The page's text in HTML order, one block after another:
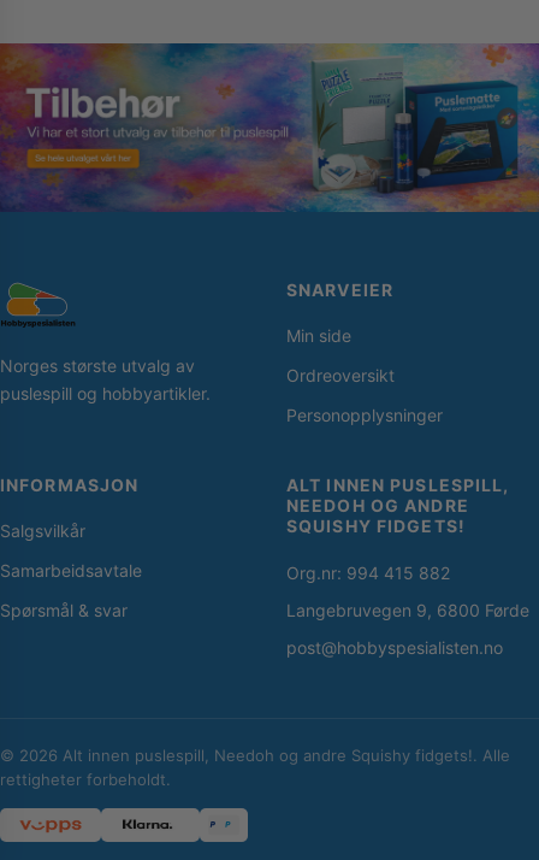
Norges største utvalg av
puslespill og hobbyartikler.
SNARVEIER
Min side
Ordreoversikt
Personopplysninger
INFORMASJON
Salgsvilkår
Samarbeidsavtale
Spørsmål & svar
ALT INNEN PUSLESPILL,
NEEDOH OG ANDRE
SQUISHY FIDGETS!
Org.nr: 994 415 882
Langebruvegen 9, 6800 Førde
post@hobbyspesialisten.no
© 2026 Alt innen puslespill, Needoh og andre Squishy fidgets!. Alle
rettigheter forbeholdt.